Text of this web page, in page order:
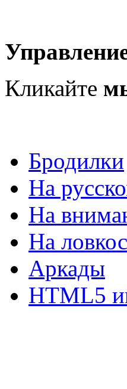
Кликайте
Бродилки
На
На
На
Аркады
HTML5